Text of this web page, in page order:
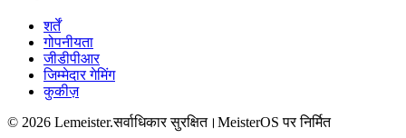
शर्तें
गोपनीयता
जीडीपीआर
जिम्मेदार गेमिंग
कुकीज़
© 2026 Lemeister.सर्वाधिकार सुरक्षित। MeisterOS पर निर्मित